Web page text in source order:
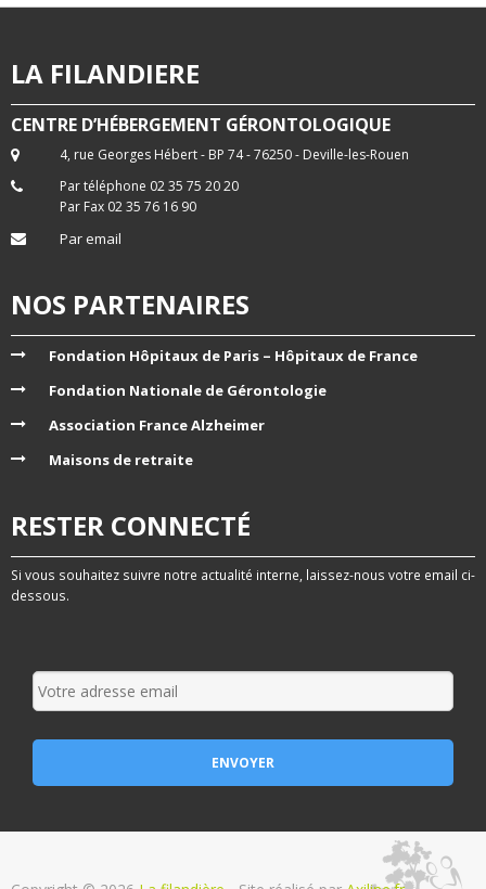
LA FILANDIERE
CENTRE D’HÉBERGEMENT GÉRONTOLOGIQUE
4, rue Georges Hébert - BP 74 - 76250 - Deville-les-Rouen
Par téléphone 02 35 75 20 20
Par Fax 02 35 76 16 90
Par email
NOS PARTENAIRES
Fondation Hôpitaux de Paris – Hôpitaux de France
Fondation Nationale de Gérontologie
Association France Alzheimer
Maisons de retraite
RESTER CONNECTÉ
Si vous souhaitez suivre notre actualité interne, laissez-nous votre email ci-
dessous.